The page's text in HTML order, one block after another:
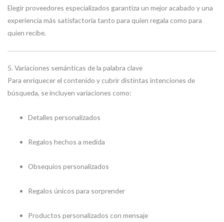
Elegir proveedores especializados garantiza un mejor acabado y una
experiencia más satisfactoria tanto para quien regala como para
quien recibe.
5. Variaciones semánticas de la palabra clave
Para enriquecer el contenido y cubrir distintas intenciones de
búsqueda, se incluyen variaciones como:
Detalles personalizados
Regalos hechos a medida
Obsequios personalizados
Regalos únicos para sorprender
Productos personalizados con mensaje